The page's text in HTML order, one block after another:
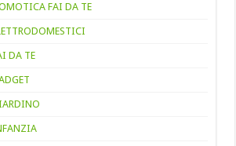
FAI DA TE
DA TE